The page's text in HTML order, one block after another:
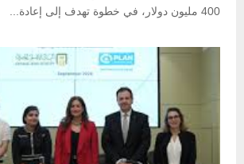
400 مليون دولار، في خطوة تهدف إلى إعادة...